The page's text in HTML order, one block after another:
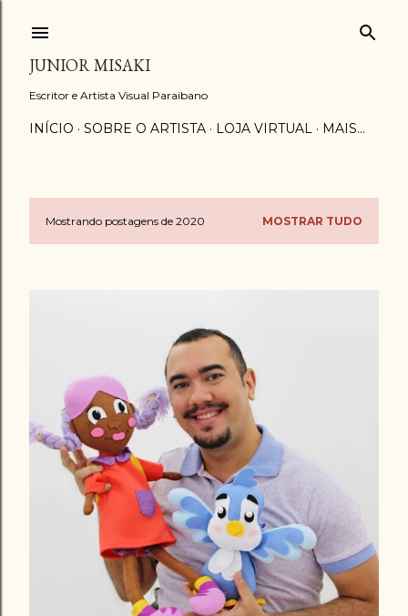
JUNIOR MISAKI
Escritor e Artista Visual Paraibano
INÍCIO SOBRE O ARTISTA LOJA VIRTUAL MAIS…
P
g
e
Mostrando postagens de 2020 MOSTRAR TUDO